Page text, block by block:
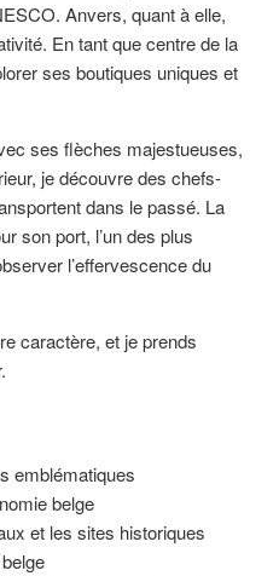
Anvers, quant à elle,
En tant que centre de la
ses boutiques uniques et
ses flèches majestueuses,
je découvre des chefs-
dans le passé. La
son port, l’un des plus
l’effervescence du
caractère, et je prends
emblématiques
belge
et les sites historiques